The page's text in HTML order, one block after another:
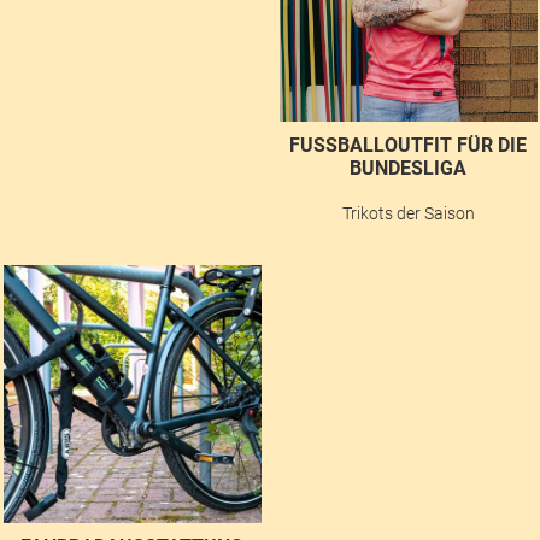
FUSSBALLOUTFIT FÜR DIE B
UNDESLIGA
Trikots der Saison